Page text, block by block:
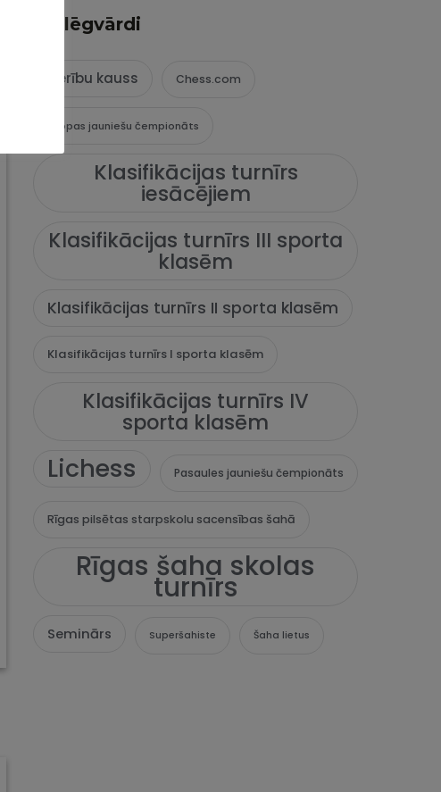
Atslēgvārdi
Cerību kauss Chess.com
Eiropas jauniešu čempionāts
Klasifikācijas turnīrs
iesācējiem
Klasifikācijas turnīrs III sporta
klasēm
Klasifikācijas turnīrs II sporta klasēm
Klasifikācijas turnīrs I sporta klasēm
Klasifikācijas turnīrs IV
sporta klasēm
Lichess Pasaules jauniešu čempionāts
Rīgas pilsētas starpskolu sacensības šahā
Rīgas šaha skolas
turnīrs
Seminārs Superšahiste Šaha lietus